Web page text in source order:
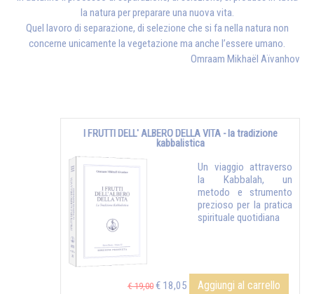
la natura per preparare una nuova vita.
Quel lavoro di separazione, di selezione che si fa nella natura non
concerne unicamente la vegetazione ma anche l’essere umano.
Omraam Mikhaël Aïvanhov
I FRUTTI DELL' ALBERO DELLA VITA - la tradizione
kabbalistica
Un viaggio attraverso
la Kabbalah, un
metodo e strumento
prezioso per la pratica
spirituale quotidiana
€ 19,00 € 18,05 Aggiungi al carrello